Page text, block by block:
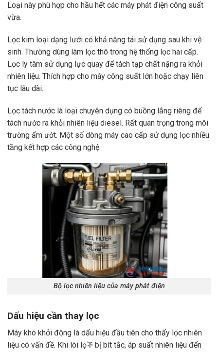
Loại này phù hợp cho hầu hết các máy phát điện công suất
vừa.
Lọc kim loại dạng lưới có khả năng tái sử dụng sau khi vệ
sinh. Thường dùng làm lọc thô trong hệ thống lọc hai cấp.
Lọc ly tâm sử dụng lực quay để tách tạp chất nặng ra khỏi
nhiên liệu. Thích hợp cho máy công suất lớn hoặc chạy liên
tục lâu dài.
Lọc tách nước là loại chuyên dụng có buồng lắng riêng để
tách nước ra khỏi nhiên liệu diesel. Rất quan trọng trong môi
trường ẩm ướt. Một số dòng máy cao cấp sử dụng lọc nhiều
tầng kết hợp các công nghệ.
Bộ lọc nhiên liệu của máy phát điện
Dấu hiệu cần thay lọc
Máy khó khởi động là dấu hiệu đầu tiên cho thấy lọc nhiên
liệu có vấn đề. Khi lõi lọች bị bít tắc, áp suất nhiên liệu đến